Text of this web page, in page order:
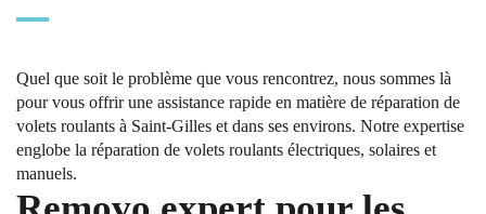
Quel que soit le problème que vous rencontrez, nous sommes là
pour vous offrir une assistance rapide en matière de réparation de
volets roulants à Saint-Gilles et dans ses environs. Notre expertise
englobe la réparation de volets roulants électriques, solaires et
manuels.